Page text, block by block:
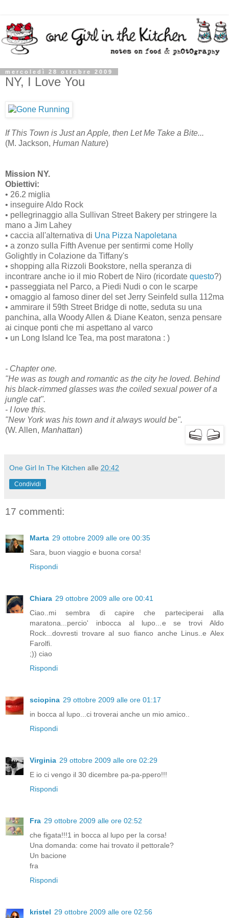
mercoledì 28 ottobre 2009
NY, I Love You
If This Town is Just an Apple, then Let Me Take a Bite...
(M. Jackson, Human Nature)
Mission NY.
Obiettivi:
• 26.2 miglia
• inseguire Aldo Rock
• pellegrinaggio alla Sullivan Street Bakery per stringere la
mano a Jim Lahey
• caccia all'alternativa di Una Pizza Napoletana
• a zonzo sulla Fifth Avenue per sentirmi come Holly
Golightly in Colazione da Tiffany's
• shopping alla Rizzoli Bookstore, nella speranza di
incontrare anche io il mio Robert de Niro (ricordate questo?)
• passeggiata nel Parco, a Piedi Nudi o con le scarpe
• omaggio al famoso diner del set Jerry Seinfeld sulla 112ma
• ammirare il 59th Street Bridge di notte, seduta su una
panchina, alla Woody Allen & Diane Keaton, senza pensare
ai cinque ponti che mi aspettano al varco
• un Long Island Ice Tea, ma post maratona : )
- Chapter one.
"He was as tough and romantic as the city he loved. Behind
his black-rimmed glasses was the coiled sexual power of a
jungle cat".
- I love this.
"New York was his town and it always would be".
(W. Allen, Manhattan)
One Girl In The Kitchen alle 20:42
Condividi
17 commenti:
Marta 29 ottobre 2009 alle ore 00:35
Sara, buon viaggio e buona corsa!
Rispondi
Chiara 29 ottobre 2009 alle ore 00:41
Ciao..mi sembra di capire che parteciperai alla
maratona...percio' inbocca al lupo...e se trovi Aldo
Rock...dovresti trovare al suo fianco anche Linus..e Alex
Farolfi.
;)) ciao
Rispondi
sciopina 29 ottobre 2009 alle ore 01:17
in bocca al lupo...ci troverai anche un mio amico..
Rispondi
Virginia 29 ottobre 2009 alle ore 02:29
E io ci vengo il 30 dicembre pa-pa-ppero!!!
Rispondi
Fra 29 ottobre 2009 alle ore 02:52
che figata!!!1 in bocca al lupo per la corsa!
Una domanda: come hai trovato il pettorale?
Un bacione
fra
Rispondi
kristel 29 ottobre 2009 alle ore 02:56